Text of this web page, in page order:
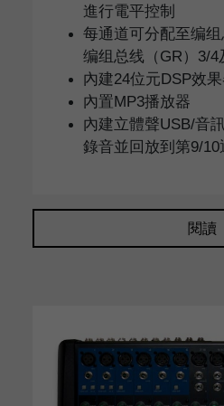
進行電平控制
每通道可分配至编组
编组总线（GR）3/
內建24位元DSP效
內置MP3播放器
內建立體聲USB/音
錄音並回放到第9/10
閱讀